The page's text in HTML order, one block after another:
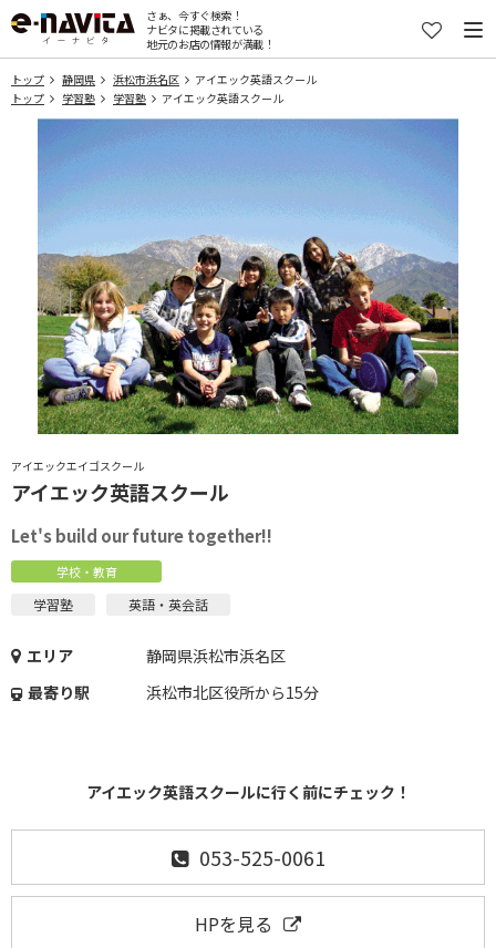
さぁ、今すぐ検索！
ナビタに掲載されている
地元のお店の情報が満載！
トップ 静岡県 浜松市浜名区
アイエック英語スクール
トップ
学習塾 学習塾 アイエック英語スクール
アイエックエイゴスクール
アイエック英語スクール
Let's build our future together!!
学校・教育
学習塾 英語・英会話
エリア
静岡県浜松市浜名区
最寄り駅
浜松市北区役所から15分
アイエック英語スクールに行く前にチェック！
053-525-0061
HPを見る